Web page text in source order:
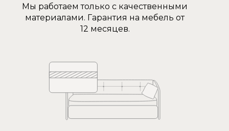
Мы работаем только с качественными
материалами. Гарантия на мебель от
12 месяцев.